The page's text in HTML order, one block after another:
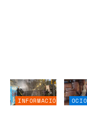
INFORMACIÓN
OCIO